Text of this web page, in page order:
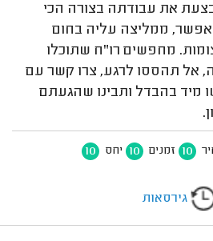
את עבודתה בצורה הכי
ממליצה עליה בחום
מחפשים רו"ח שתוכלו
אל תהססו לרגע, צרו קשר עם
מיד בהבדל ותבינו שהגעתם
10 זמנים 10 יחס 10
גירסאות